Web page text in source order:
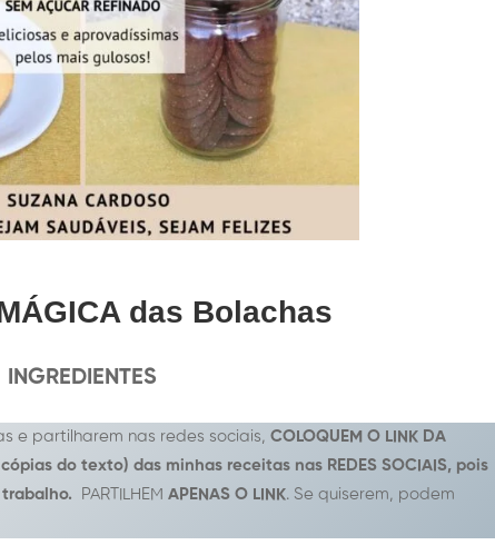
das Bolachas
INGREDIENTES
e partilharem nas redes sociais, COLOQUEM O LINK DA
cópias do texto) das minhas receitas nas REDES SOCIAIS, pois
trabalho.
PARTILHEM APENAS O LINK. Se quiserem, podem